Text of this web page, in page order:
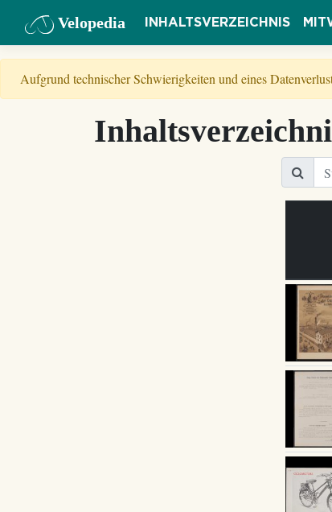
Velopedia INHALTSVERZEICHNIS
Aufgrund technischer Schwierigkeiten und eines